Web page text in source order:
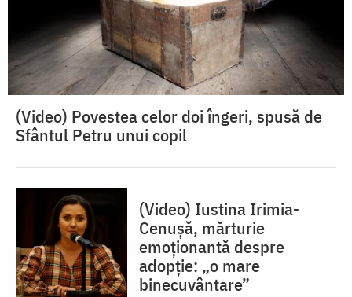
(Video) Povestea celor doi îngeri, spusă de
Sfântul Petru unui copil
(Video) Iustina Irimia-
Cenușă, mărturie
emoționantă despre
adopție: „o mare
binecuvântare”